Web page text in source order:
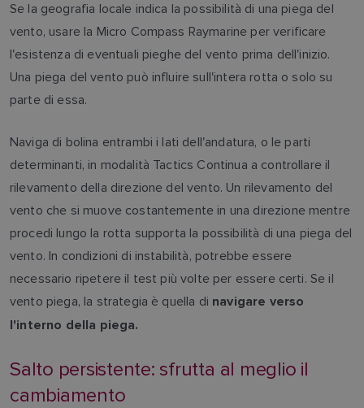
Se la geografia locale indica la possibilità di una piega del
vento, usare la Micro Compass Raymarine per verificare
l'esistenza di eventuali pieghe del vento prima dell'inizio.
Una piega del vento può influire sull'intera rotta o solo su
parte di essa.
Naviga di bolina entrambi i lati dell'andatura, o le parti
determinanti, in modalità Tactics Continua a controllare il
rilevamento della direzione del vento. Un rilevamento del
vento che si muove costantemente in una direzione mentre
procedi lungo la rotta supporta la possibilità di una piega del
vento. In condizioni di instabilità, potrebbe essere
necessario ripetere il test più volte per essere certi. Se il
vento piega, la strategia è quella di navigare verso
l'interno della piega.
Salto persistente: sfrutta al meglio il
cambiamento